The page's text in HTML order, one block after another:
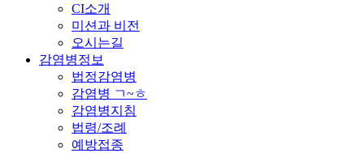
CI소개
미션과 비전
오시는길
감염병정보
법정감염병
감염병 ㄱ~ㅎ
감염병지침
법령/조례
예방접종